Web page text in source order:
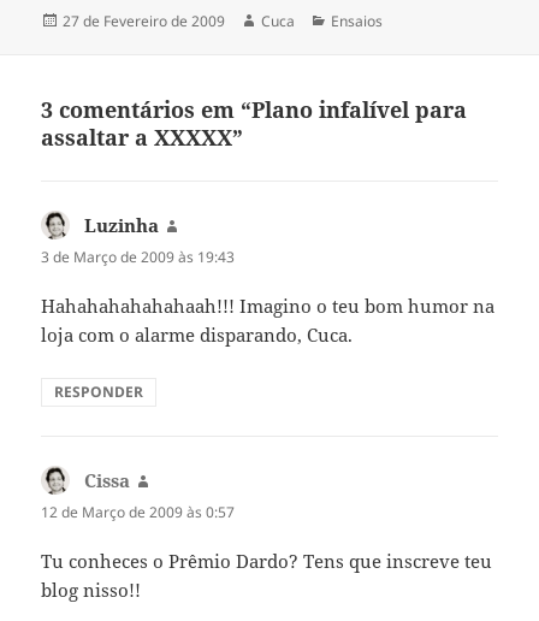
Publicado
27 de Fevereiro de 2009 Autor
Cuca Categorias
Ensaios
3 comentários em “Plano infalível para
assaltar a XXXXX”
Luzinha
3 de Março de 2009 às 19:43
Hahahahahahahaah!!! Imagino o teu bom humor na
loja com o alarme disparando, Cuca.
RESPONDER
Cissa
12 de Março de 2009 às 0:57
Tu conheces o Prêmio Dardo? Tens que inscreve teu
blog nisso!!